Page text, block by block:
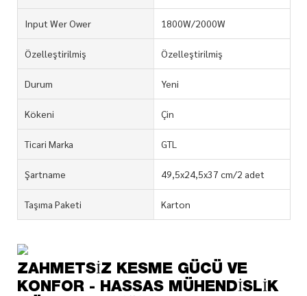
Input Wer Ower 1800W/2000W
Özelleştirilmiş Özelleştirilmiş
Durum Yeni
Kökeni Çin
Ticari Marka GTL
Şartname 49,5x24,5x37 cm/2 adet
Taşıma Paketi Karton
ZAHMETSIZ KESME GÜCÜ VE
KONFOR - HASSAS MÜHENDISLIK